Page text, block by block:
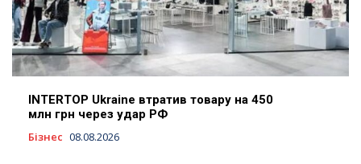
INTERTOP Ukraine втратив товару на 450
млн грн через удар РФ
Бізнес 08.08.2026